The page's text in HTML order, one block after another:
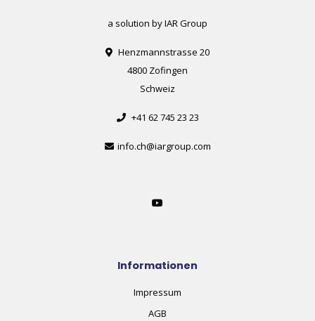
a solution by IAR Group
Henzmannstrasse 20
4800 Zofingen
Schweiz
+41 62 745 23 23
info.ch@iargroup.com
Informationen
Impressum
AGB